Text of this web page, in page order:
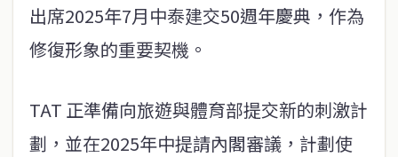
出席2025年7月中泰建交50週年慶典，作為
修復形象的重要契機。
TAT 正準備向旅遊與體育部提交新的刺激計
劃，並在2025年中提請內閣審議，計劃使